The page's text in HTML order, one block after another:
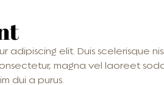
elit. Duis scelerisque
magna vel laoreet
dui a purus.